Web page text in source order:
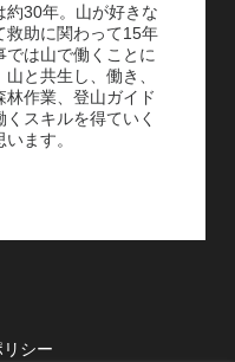
約30年。山が好きな
救助に関わって15年
は山で働くことに
と共生し、働き、
作業、登山ガイド
スキルを得ていく
ます。
シー